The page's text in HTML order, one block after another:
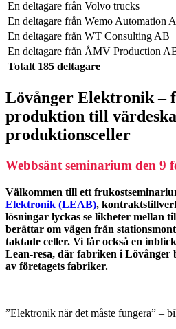
En deltagare från Volvo trucks
En deltagare från Wemo Automation
En deltagare från WT Consulting AB
En deltagare från ÅMV Production
Totalt 185 deltagare
Lövånger Elektronik –
produktion till
produktionsceller
Webbsänt seminarium den 9
Välkommen till ett
Elektronik (LEAB),
lösningar lyckas se likheter mellan
berättar om vägen från
taktade celler. Vi får också en
Lean-resa, där fabriken i Lövånger
av företagets fabriker.
”Elektronik när det måste fungera” –